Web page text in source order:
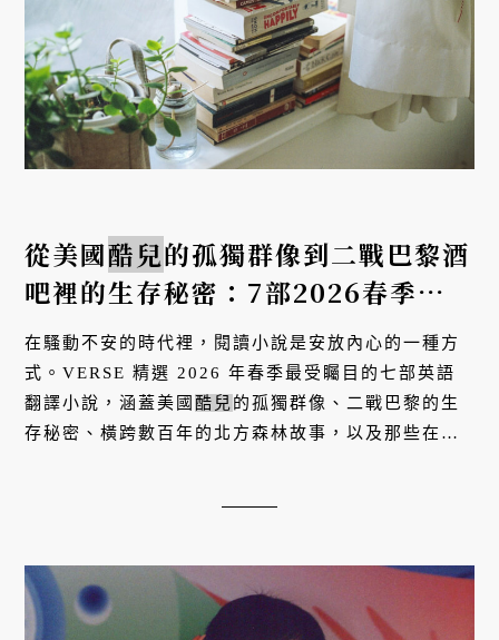
從美國酷兒的孤獨群像到二戰巴黎酒
吧裡的生存秘密：7部2026春季最受
矚目外語翻譯小說
在騷動不安的時代裡，閱讀小說是安放內心的一種方
式。VERSE 精選 2026 年春季最受矚目的七部英語
翻譯小說，涵蓋美國 酷兒的孤獨群像、二戰巴黎的生
存秘密、橫跨數百年的北方森林故事，以及那些在失